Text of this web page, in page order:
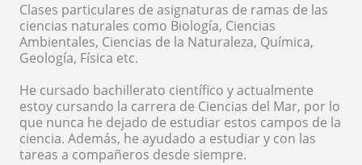
Clases particulares de asignaturas de ramas de las
ciencias naturales como Biología, Ciencias
Ambientales, Ciencias de la Naturaleza, Química,
Geología, Física etc.
He cursado bachillerato científico y actualmente
estoy cursando la carrera de Ciencias del Mar, por lo
que nunca he dejado de estudiar estos campos de la
ciencia. Además, he ayudado a estudiar y con las
tareas a compañeros desde siempre.